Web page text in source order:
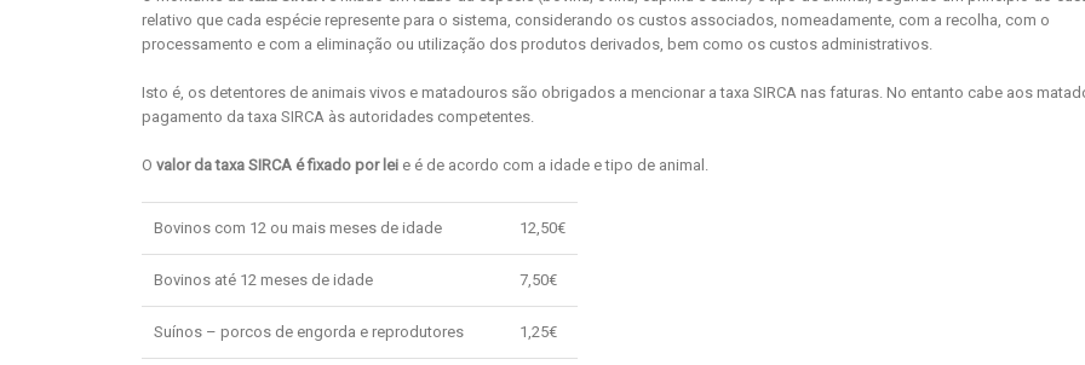
relativo que cada espécie represente para o sistema, considerando os custos associados, nomeadamente, com a recolha, com o
processamento e com a eliminação ou utilização dos produtos derivados, bem como os custos administrativos.
Isto é, os detentores de animais vivos e matadouros são obrigados a mencionar a taxa SIRCA nas faturas. No entanto cabe aos
pagamento da taxa SIRCA às autoridades competentes.
O valor da taxa SIRCA é fixado por lei e é de acordo com a idade e tipo de animal.
Bovinos com 12 ou mais meses de idade 12,50€
Bovinos até 12 meses de idade 7,50€
Suínos – porcos de engorda e reprodutores 1,25€